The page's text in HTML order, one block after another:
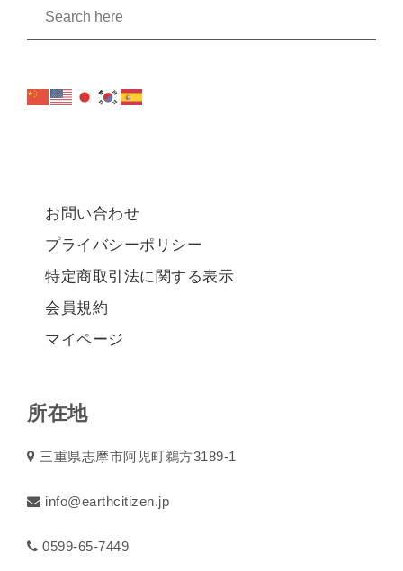
お問い合わせ
プライバシーポリシー
特定商取引法に関する表示
会員規約
マイページ
所在地
三重県志摩市阿児町鵜方3189-1
info@earthcitizen.jp
0599-65-7449